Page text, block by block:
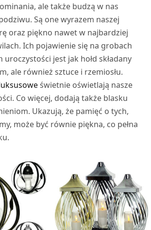
ale także budzą w nas
Są one wyrazem naszej
oraz piękno nawet w najbardziej
Ich pojawienie się na grobach
uroczystości jest jak hołd składany
ale również sztuce i rzemiosłu.
świetnie oświetlają nasze
Co więcej, dodają także blasku
Ukazują, że pamięć o tych,
może być równie piękna, co pełna